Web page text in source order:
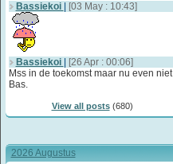
Bassiekoi
[03 May : 10:43]
Bassiekoi
[26 Apr : 00:06]
Mss in de toekomst maar nu even niet
Bas.
View all posts(680)
2026 Augustus